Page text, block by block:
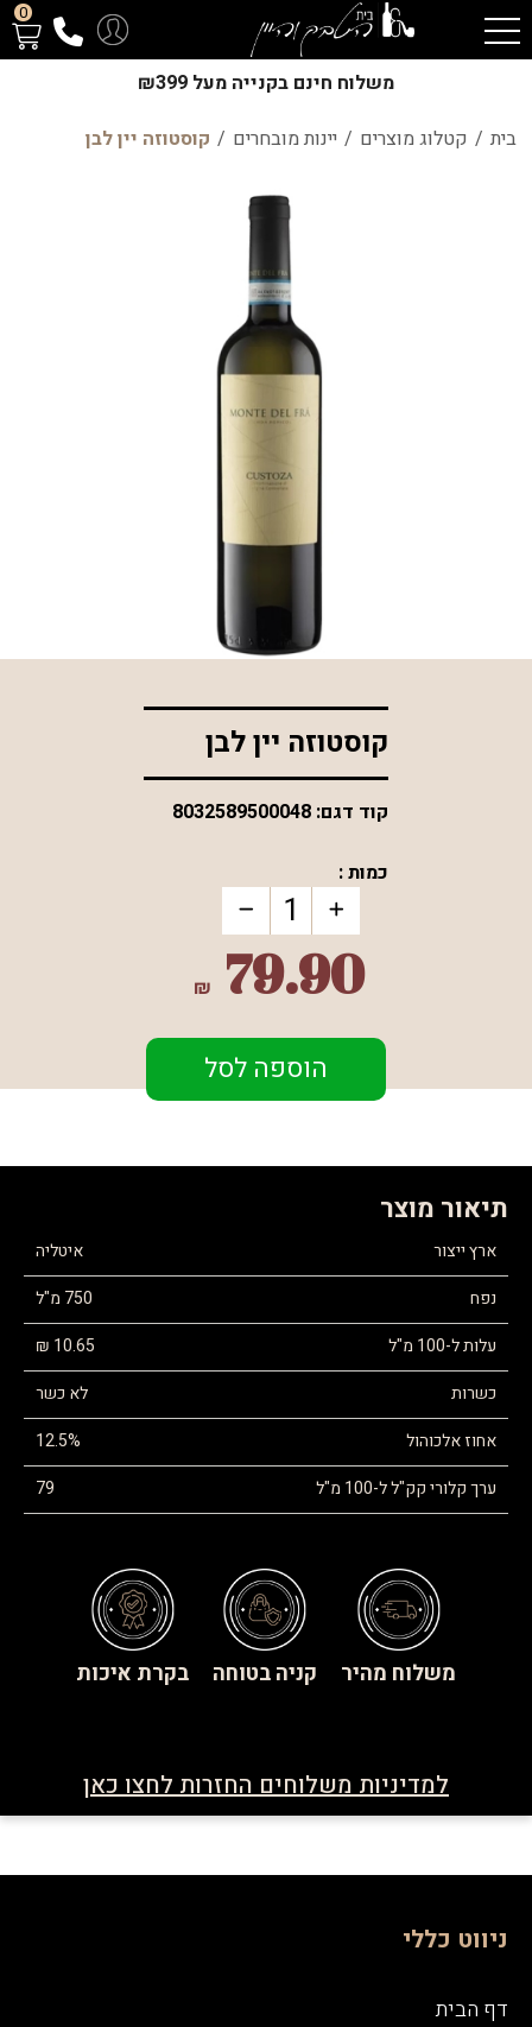
0
משלוח חינם בקנייה מעל ₪399
בית / קטלוג מוצרים / יינות מובחרים / קוסטוזה יין לבן
קוסטוזה יין לבן
קוד דגם: 8032589500048
כמות :
79.90
₪
הוספה לסל
תיאור מוצר
ארץ ייצור
איטליה
נפח
750 מ"ל
עלות ל-100 מ"ל
10.65 ₪
כשרות
לא כשר
אחוז אלכוהול
12.5%
ערך קלורי קק"ל ל-100 מ"ל
79
משלוח מהיר קניה בטוחה בקרת איכות
למדיניות משלוחים החזרות לחצו כאן
ניווט כללי
דף הבית